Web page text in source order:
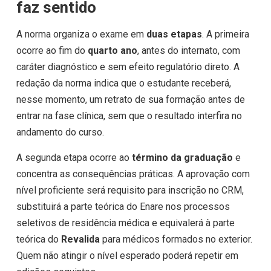
faz sentido
A norma organiza o exame em duas etapas. A primeira
ocorre ao fim do quarto ano, antes do internato, com
caráter diagnóstico e sem efeito regulatório direto. A
redação da norma indica que o estudante receberá,
nesse momento, um retrato de sua formação antes de
entrar na fase clínica, sem que o resultado interfira no
andamento do curso.
A segunda etapa ocorre ao término da graduação e
concentra as consequências práticas. A aprovação com
nível proficiente será requisito para inscrição no CRM,
substituirá a parte teórica do Enare nos processos
seletivos de residência médica e equivalerá à parte
teórica do Revalida para médicos formados no exterior.
Quem não atingir o nível esperado poderá repetir em